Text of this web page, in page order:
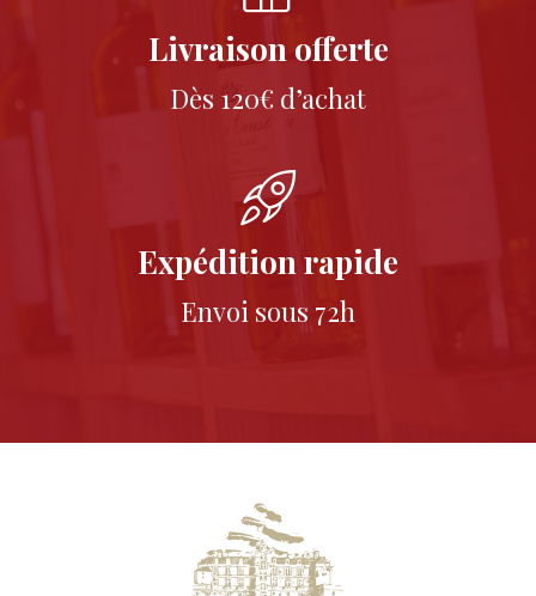
Livraison offerte
Dès 120€ d’achat
Expédition rapide
Envoi sous 72h